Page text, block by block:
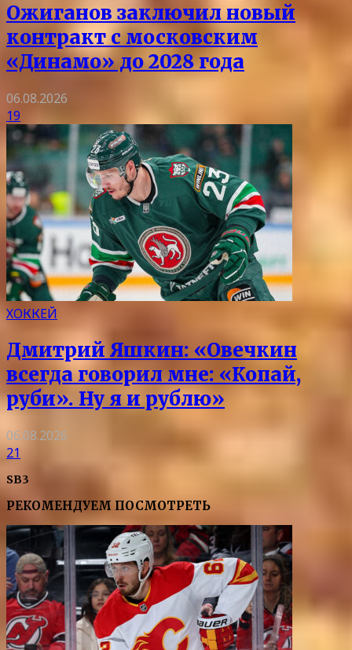
Ожиганов заключил новый
контракт с московским
«Динамо» до 2028 года
06.08.2026
19
ХОККЕЙ
Дмитрий Яшкин: «Овечкин
всегда говорил мне: «Копай,
руби». Ну я и рублю»
06.08.2026
21
SB3
РЕКОМЕНДУЕМ ПОСМОТРЕТЬ